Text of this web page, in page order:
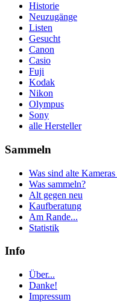
Historie
Neuzugänge
Listen
Gesucht
Canon
Casio
Fuji
Kodak
Nikon
Olympus
Sony
alle Hersteller
Sammeln
Was sind alte
Was sammeln?
Alt gegen neu
Kaufberatung
Am Rande...
Statistik
Info
Über...
Danke!
Impressum